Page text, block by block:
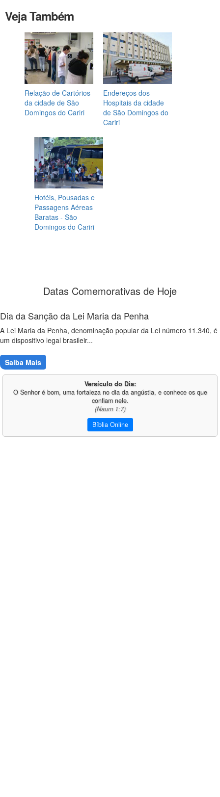
Veja Também
Relação de Cartórios
da cidade de São
Domingos do Cariri
Endereços dos
Hospitais da cidade
de São Domingos do
Cariri
Hotéis, Pousadas e
Passagens Aéreas
Baratas - São
Domingos do Cariri
Datas Comemorativas de Hoje
Dia da Sanção da Lei Maria da Penha
A Lei Maria da Penha, denominação popular da Lei número 11.340, é
um dispositivo legal brasileir...
Saiba Mais
Versículo do Dia:
O Senhor é bom, uma fortaleza no dia da angústia, e conhece os que
confiam nele.
(Naum 1:7)
Bíblia Online